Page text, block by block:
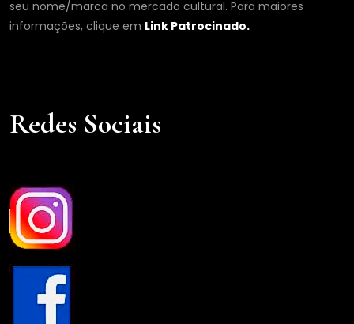
seu nome/marca no mercado cultural. Para maiores
informações, clique em Link Patrocinado.
Redes Sociais